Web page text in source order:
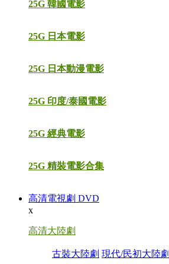
25G 韓國電影
25G 日本電影
25G 日本動漫電影
25G 印度/泰國電影
25G 經典電影
25G 精裝電影合集
高清電視劇 DVD
x
高清大陸劇
古裝大陸劇 現代/民初大陸劇